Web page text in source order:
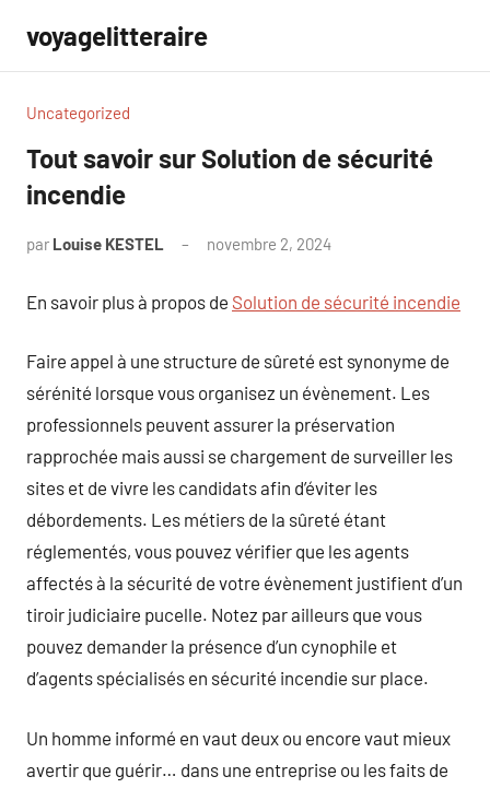
contenu
voyagelitteraire
Uncategorized
Tout savoir sur Solution de sécurité
incendie
par Louise KESTEL novembre 2, 2024
En savoir plus à propos de Solution de sécurité incendie
Faire appel à une structure de sûreté est synonyme de
sérénité lorsque vous organisez un évènement. Les
professionnels peuvent assurer la préservation
rapprochée mais aussi se chargement de surveiller les
sites et de vivre les candidats afin d’éviter les
débordements. Les métiers de la sûreté étant
réglementés, vous pouvez vérifier que les agents
affectés à la sécurité de votre évènement justifient d’un
tiroir judiciaire pucelle. Notez par ailleurs que vous
pouvez demander la présence d’un cynophile et
d’agents spécialisés en sécurité incendie sur place.
Un homme informé en vaut deux ou encore vaut mieux
avertir que guérir… dans une entreprise ou les faits de